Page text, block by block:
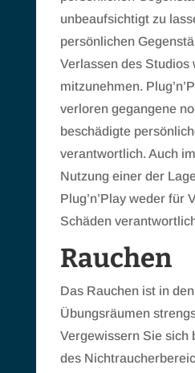
unbeaufsichtigt zu
persönlichen
Verlassen des Studios
mitzunehmen.
verloren gegangene
beschädigte
verantwortlich. Auch
Nutzung einer der
Plug’n’Play weder für
Schäden
Rauchen
Das Rauchen ist in
Übungsräumen
Vergewissern Sie sich
des